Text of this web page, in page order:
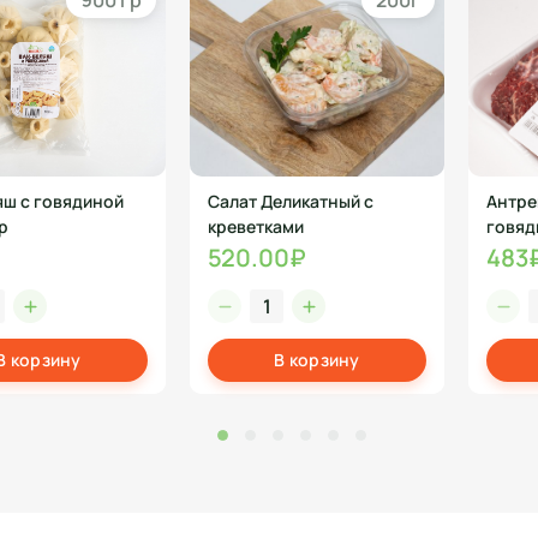
с говядиной
корзину
Салат Деликатный с
креветками
520.00₽
В корзину